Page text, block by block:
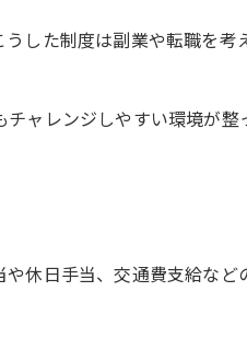
した制度は副業や転職を
ャレンジしやすい環境が整
休日手当、交通費支給など